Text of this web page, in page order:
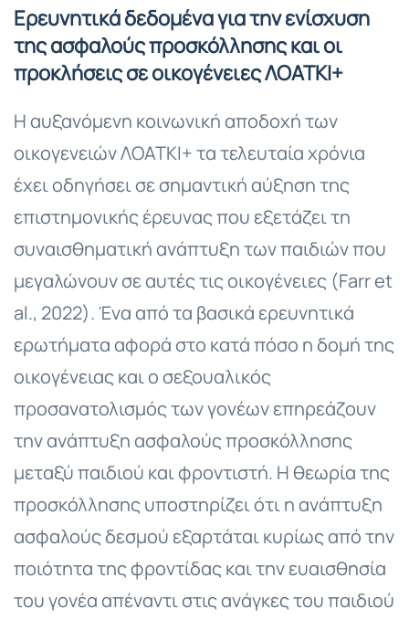
Ερευνητικά δεδομένα για την ενίσχυση
της ασφαλούς προσκόλλησης και οι
προκλήσεις σε οικογένειες ΛΟΑΤΚΙ+
Η αυξανόμενη κοινωνική αποδοχή των
οικογενειών ΛΟΑΤΚΙ+ τα τελευταία χρόνια
έχει οδηγήσει σε σημαντική αύξηση της
επιστημονικής έρευνας που εξετάζει τη
συναισθηματική ανάπτυξη των παιδιών που
μεγαλώνουν σε αυτές τις οικογένειες (Farr et
al., 2022). Ένα από τα βασικά ερευνητικά
ερωτήματα αφορά στο κατά πόσο η δομή της
οικογένειας και ο σεξουαλικός
προσανατολισμός των γονέων επηρεάζουν
την ανάπτυξη ασφαλούς προσκόλλησης
μεταξύ παιδιού και φροντιστή. Η θεωρία της
προσκόλλησης υποστηρίζει ότι η ανάπτυξη
ασφαλούς δεσμού εξαρτάται κυρίως από την
ποιότητα της φροντίδας και την ευαισθησία
του γονέα απέναντι στις ανάγκες του παιδιού